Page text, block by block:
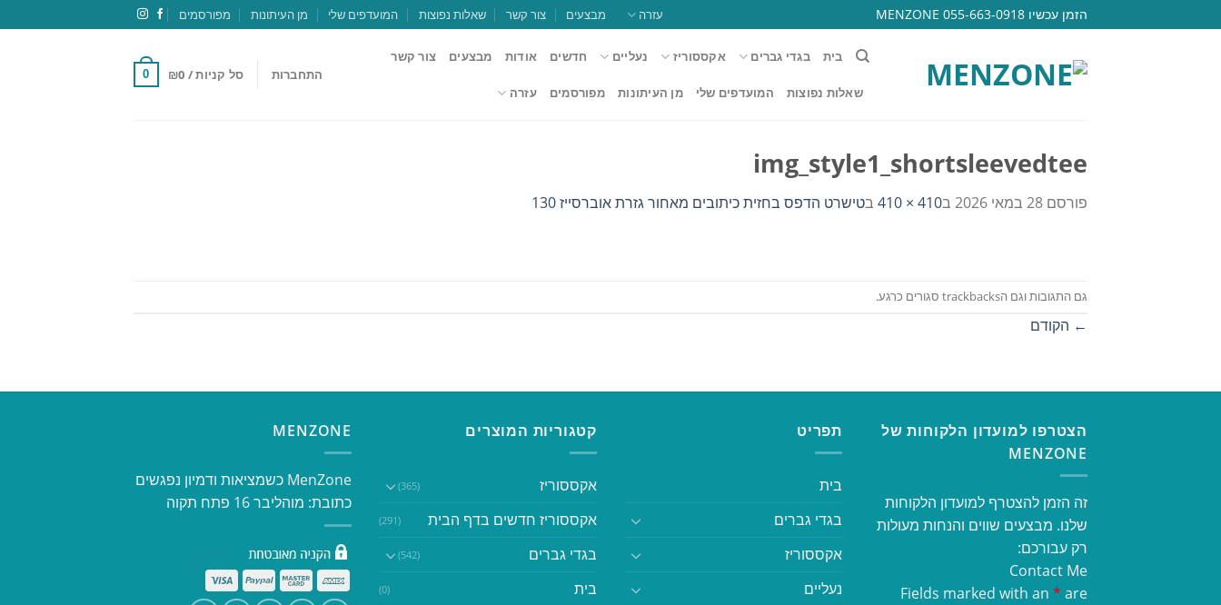
to
הזמן עכשיו 055-663-0918 MENZONE עזרה מבצעים צור קשר שאלות נפוצות המועדפים שלי מן העיתונות מפורסמים
בית בגדי גברים אקססוריז נעליים חדשים אודות מבצעים צור קשר
שאלות נפוצות המועדפים שלי מן העיתונות מפורסמים עזרה
התחברות סל קניות / ₪0
0
img_style1_shortsleevedtee
פורסם 28 במאי 2026 ב410 × 410 בטישרט הדפס בחזית כיתובים מאחור גזרת אוברסייז 130
גם התגובות וגם הtrackbacks סגורים כרגע.
← הקודם
הצטרפו למועדון הלקוחות של
MENZONE
זה הזמן להצטרף למועדון הלקוחות
שלנו. מבצעים שווים והנחות מעולות
רק עבורכם:
Contact Me
Fields marked with an * are
תפריט
בית
בגדי גברים
אקססוריז
נעליים
קטגוריות המוצרים
אקססוריז (365)
אקססוריז חדשים בדף הבית (291)
בגדי גברים (542)
בית (0)
MENZONE
​​MenZone כשמציאות ודמיון נפגשים​
כתובת: מוהליבר 16 פתח תקוה